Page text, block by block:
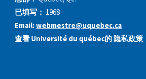
已填写： 1968
Email:webmestre@uquebec.ca
查看 Université du québec的 隐私政策